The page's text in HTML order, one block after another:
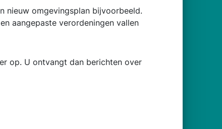
nieuw omgevingsplan bijvoorbeeld.
aangepaste verordeningen vallen
op. U ontvangt dan berichten over